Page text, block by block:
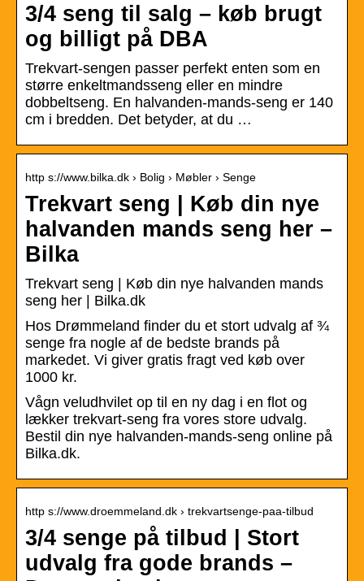
3/4 seng til salg – køb brugt
og billigt på DBA
Trekvart-sengen passer perfekt enten som en
større enkeltmandsseng eller en mindre
dobbeltseng. En halvanden-mands-seng er 140
cm i bredden. Det betyder, at du …
http s://www.bilka.dk › Bolig › Møbler › Senge
Trekvart seng | Køb din nye
halvanden mands seng her –
Bilka
Trekvart seng | Køb din nye halvanden mands
seng her | Bilka.dk
Hos Drømmeland finder du et stort udvalg af ¾
senge fra nogle af de bedste brands på
markedet. Vi giver gratis fragt ved køb over
1000 kr.
Vågn veludhvilet op til en ny dag i en flot og
lækker trekvart-seng fra vores store udvalg.
Bestil din nye halvanden-mands-seng online på
Bilka.dk.
http s://www.droemmeland.dk › trekvartsenge-paa-tilbud
3/4 senge på tilbud | Stort
udvalg fra gode brands –